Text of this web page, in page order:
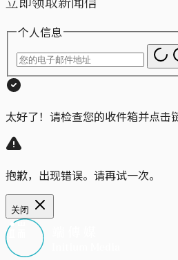
个人信息
太好了！请检查您的收件箱并点击
抱歉，出现错误。请再试一次。
关闭